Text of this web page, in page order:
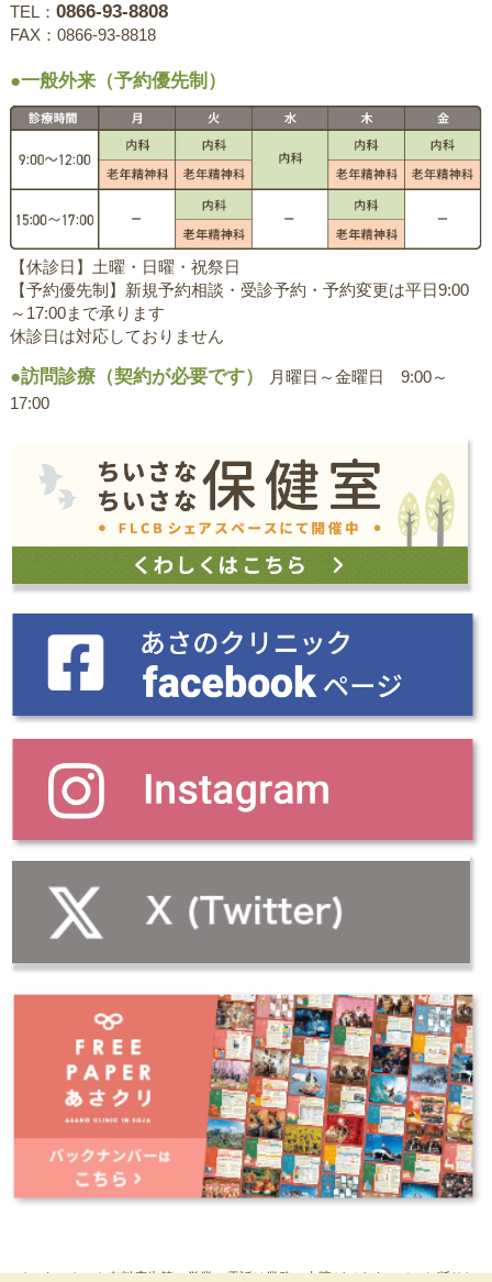
TEL： 0866-93-8808
FAX：0866-93-8818
●一般外来（予約優先制）
【休診日】土曜・日曜・祝祭日
【予約優先制】新規予約相談・受診予約・予約変更は平日9:00
～17:00まで承ります
休診日は対応しておりません
●訪問診療（契約が必要です）
月曜日～金曜日 9:00～
17:00
インターネット有料広告等、営業の電話は業務に支障がでますので、お断りし